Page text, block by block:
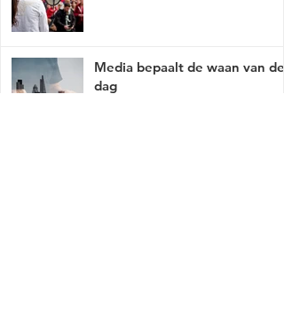
Media bepaalt de waan van de
dag